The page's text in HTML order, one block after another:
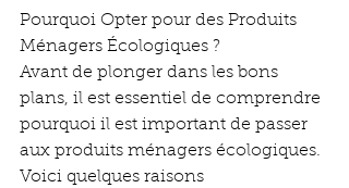
Pourquoi Opter pour des Produits
Ménagers Écologiques ?
Avant de plonger dans les bons
plans, il est essentiel de comprendre
pourquoi il est important de passer
aux produits ménagers écologiques.
Voici quelques raisons